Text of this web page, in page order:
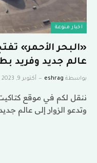
اخبار منوعة
«البحر الأحمر»
عالم جديد وفريد
بواسطة eshrag أكتوبر 9, 2023
ننقل لكم في موقع كتاكيت
وتدعو الزوار إلى عالم